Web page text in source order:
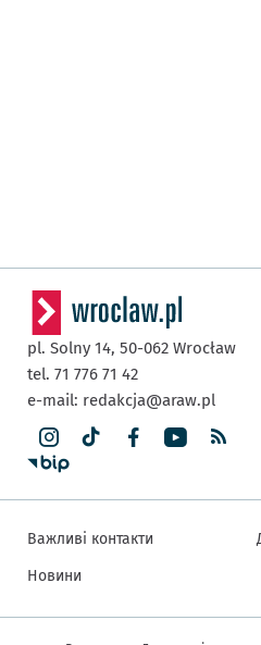
pl. Solny 14, 50-062 Wrocław
tel. 71 776 71 42
e-mail: redakcja@araw.pl
Важливі контакти
Новини
Інша інформація